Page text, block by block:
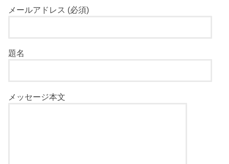
メールアドレス (必須)
題名
メッセージ本文